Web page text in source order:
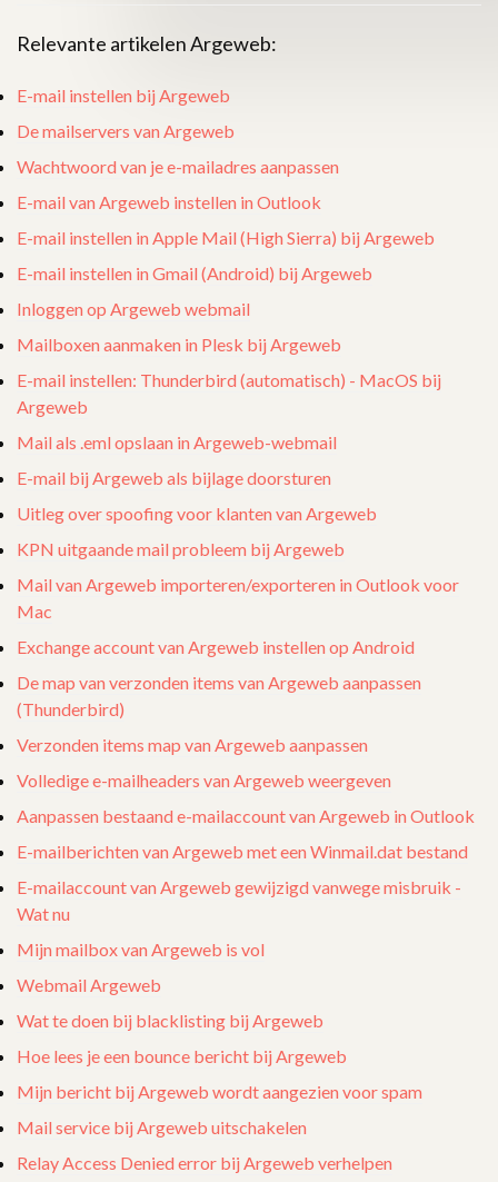
Relevante artikelen Argeweb:
E-mail instellen bij Argeweb
De mailservers van Argeweb
Wachtwoord van je e-mailadres aanpassen
E-mail van Argeweb instellen in Outlook
E-mail instellen in Apple Mail (High Sierra) bij Argeweb
E-mail instellen in Gmail (Android) bij Argeweb
Inloggen op Argeweb webmail
Mailboxen aanmaken in Plesk bij Argeweb
E-mail instellen: Thunderbird (automatisch) - MacOS bij
Argeweb
Mail als .eml opslaan in Argeweb-webmail
E-mail bij Argeweb als bijlage doorsturen
Uitleg over spoofing voor klanten van Argeweb
KPN uitgaande mail probleem bij Argeweb
Mail van Argeweb importeren/exporteren in Outlook voor
Mac
Exchange account van Argeweb instellen op Android
De map van verzonden items van Argeweb aanpassen
(Thunderbird)
Verzonden items map van Argeweb aanpassen
Volledige e-mailheaders van Argeweb weergeven
Aanpassen bestaand e-mailaccount van Argeweb in Outlook
E-mailberichten van Argeweb met een Winmail.dat bestand
E-mailaccount van Argeweb gewijzigd vanwege misbruik -
Wat nu
Mijn mailbox van Argeweb is vol
Webmail Argeweb
Wat te doen bij blacklisting bij Argeweb
Hoe lees je een bounce bericht bij Argeweb
Mijn bericht bij Argeweb wordt aangezien voor spam
Mail service bij Argeweb uitschakelen
Relay Access Denied error bij Argeweb verhelpen